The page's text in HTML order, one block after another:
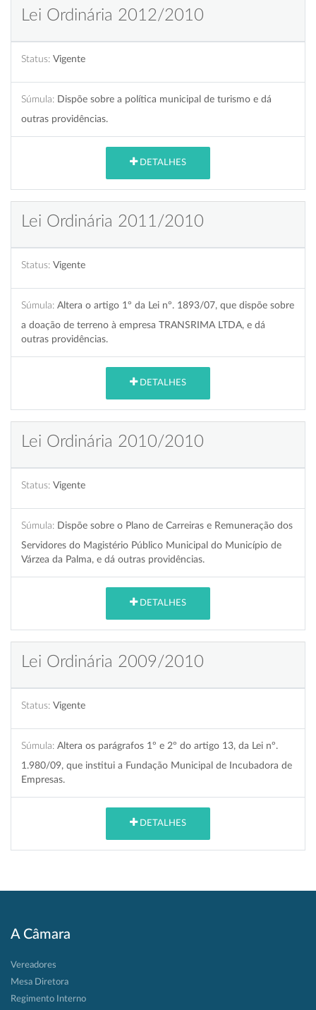
Lei Ordinária 2012/2010
Status: Vigente
Súmula: Dispõe sobre a política municipal de turismo e dá
outras providências.
DETALHES
Lei Ordinária 2011/2010
Status: Vigente
Súmula: Altera o artigo 1º da Lei nº. 1893/07, que dispõe sobre
a doação de terreno à empresa TRANSRIMA LTDA, e dá
outras providências.
DETALHES
Lei Ordinária 2010/2010
Status: Vigente
Súmula: Dispõe sobre o Plano de Carreiras e Remuneração dos
Servidores do Magistério Público Municipal do Município de
Várzea da Palma, e dá outras providências.
DETALHES
Lei Ordinária 2009/2010
Status: Vigente
Súmula: Altera os parágrafos 1º e 2º do artigo 13, da Lei nº.
1.980/09, que institui a Fundação Municipal de Incubadora de
Empresas.
DETALHES
A Câmara
Vereadores
Mesa Diretora
Regimento Interno